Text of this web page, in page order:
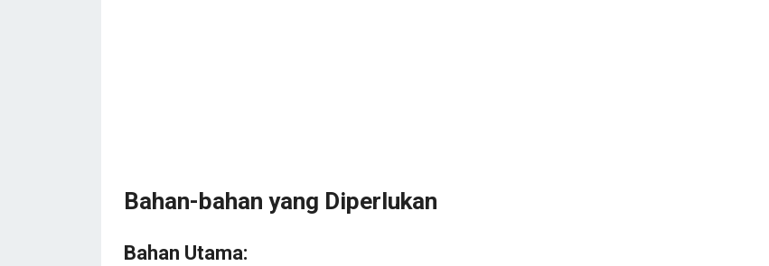
Bahan-bahan yang Diperlukan
Bahan Utama: